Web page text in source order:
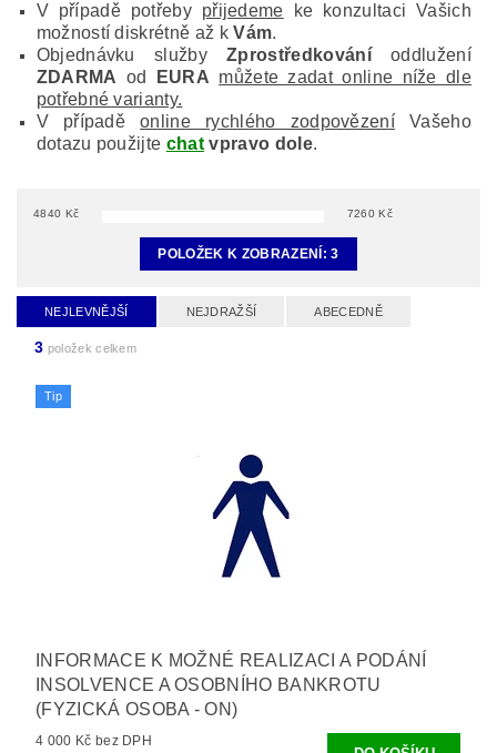
V případě potřeby přijedeme ke konzultaci Vašich
možností diskrétně až kVám.
Objednávku služby
Zprostředkováníoddlužení
ZDARMA od EURA můžete zadat online níže dle
potřebné varianty.
V případěonline rychlého zodpovězení Vašeho
dotazu použijte chatvpravo dole.
4840 Kč 7260 Kč
POLOŽEK K ZOBRAZENÍ:3
NEJLEVNĚJŠÍ NEJDRAŽŠÍ ABECEDNĚ
3 položek celkem
Tip
INFORMACE K MOŽNÉ REALIZACI A PODÁNÍ
INSOLVENCE A OSOBNÍHO BANKROTU
(FYZICKÁ OSOBA - ON)
4 000 Kč bez DPH